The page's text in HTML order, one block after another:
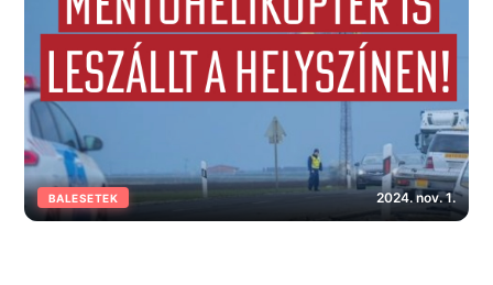
BALESETEK 2024. nov. 1.